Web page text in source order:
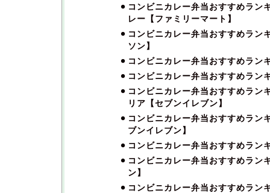
コンビニカレー弁当おすすめラン
レー【ファミリーマート】
コンビニカレー弁当おすすめラン
ソン】
コンビニカレー弁当おすすめラン
コンビニカレー弁当おすすめラン
コンビニカレー弁当おすすめラン
リア【セブンイレブン】
コンビニカレー弁当おすすめラン
ブンイレブン】
コンビニカレー弁当おすすめラン
コンビニカレー弁当おすすめラン
ン】
コンビニカレー弁当おすすめラン